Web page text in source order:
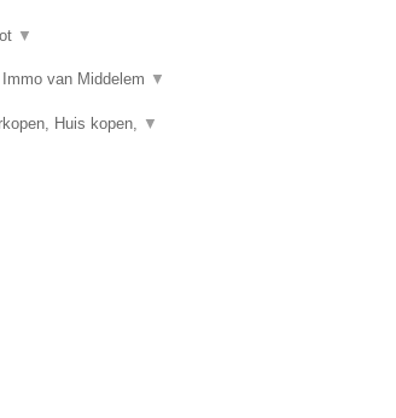
▼
van Middelem ▼
Huis kopen, ▼